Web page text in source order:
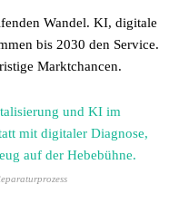
Wandel. KI, digitale
bis 2030 den Service.
Marktchancen.